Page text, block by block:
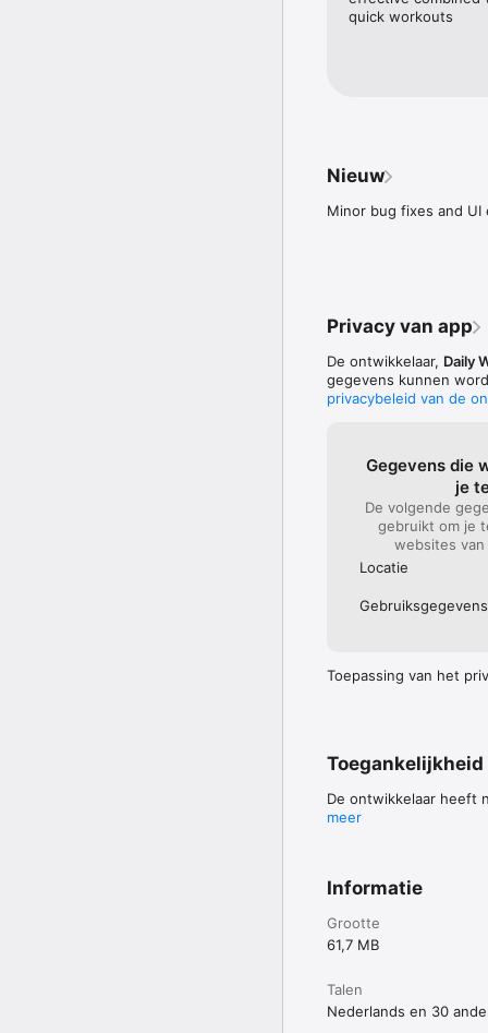
Het heeft ook full
quick workouts
Nieuw
Minor bug fixes and UI
Privacy van app
De ontwikkelaar, Daily
gegevens kunnen
privacybeleid van de
Gegevens die
je
De volgende
gebruikt om je
websites
Locatie
Gebruiks­gegevens
Toepassing van het
Toegankelijkheid
De ontwikkelaar heeft
meer
Informatie
Grootte
61,7 MB
Talen
Nederlands en 30